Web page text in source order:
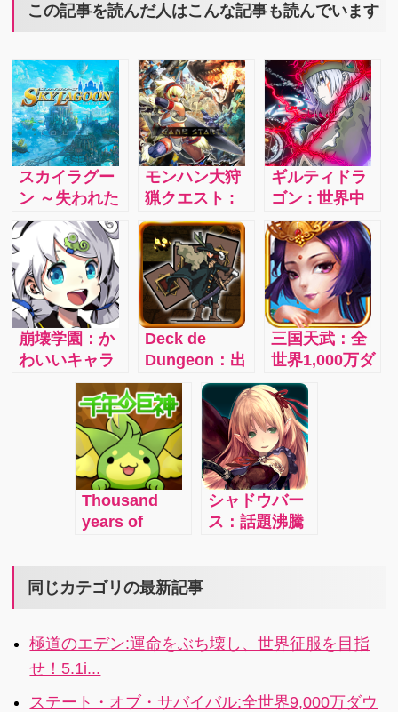
この記事を読んだ人はこんな記事も読んでいます
スカイラグー
ン ～失われた
大地～ : 空に
描く感動と成
長の物語の世
界を攻略しよ
う
モンハン大狩
猟クエスト :
ハンターカー
ドを育成して
クエストを攻
略しよう
ギルティドラ
ゴン : 世界中
に飛び散った
罪竜のレリー
フを集める旅
に出かけよう
崩壊学園：か
わいいキャラ
クターを操作
してかわいい
ゾンビを倒し
ていこう！
Deck de
Dungeon：出
掛ける毎に冒
険が変わる！
カードデッキ
式ダンジョン
RPG
三国天武：全
世界1,000万ダ
ウンロード突
破の本格戦略
バトル！！
Thousand
years of
Yurutto
Trombone
Trombone
cartoon RPG!
シャドウバー
ス：話題沸騰
同じカテゴリの最新記事
極道のエデン:運命をぶち壊し、世界征服を目指
せ！5.1i...
ステート・オブ・サバイバル:全世界9,000万ダウ